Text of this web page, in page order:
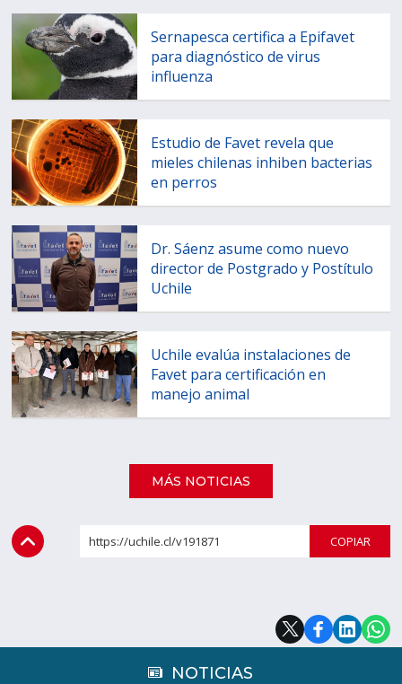
Sernapesca certifica a Epifavet
para diagnóstico de virus
influenza
Estudio de Favet revela que
mieles chilenas inhiben bacterias
en perros
Dr. Sáenz asume como nuevo
director de Postgrado y Postítulo
Uchile
Uchile evalúa instalaciones de
Favet para certificación en
manejo animal
MÁS NOTICIAS
https://uchile.cl/v191871
NOTICIAS